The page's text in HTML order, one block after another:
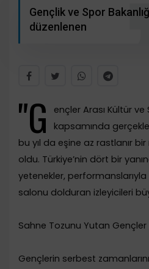
Gençlik ve Spor
düzenlenen
"G
ençler Arası Kültür ve
kapsamında
bu yıl da eşine az rastlanır
oldu. Türkiye’nin dört bir
yetenekler,
salonu dolduran izleyicileri
​Sahne Tozunu Yutan Gençler
​Gençlerin serbest